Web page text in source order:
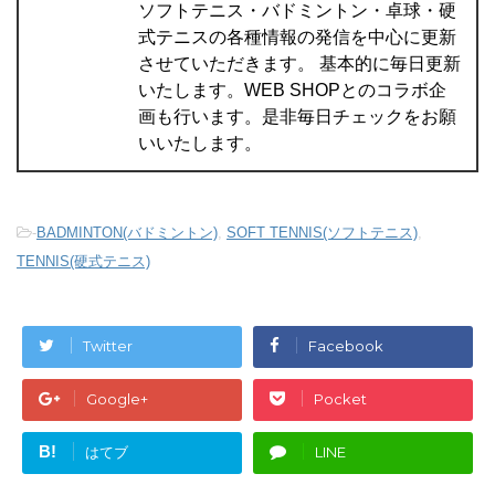
ソフトテニス・バドミントン・卓球・硬
式テニスの各種情報の発信を中心に更新
させていただきます。 基本的に毎日更新
いたします。WEB SHOPとのコラボ企
画も行います。是非毎日チェックをお願
いいたします。
-BADMINTON(バドミントン) SOFT TENNIS(ソフトテニス)
TENNIS(硬式テニス)
Twitter Facebook
Google+ Pocket
B! はてブ LINE